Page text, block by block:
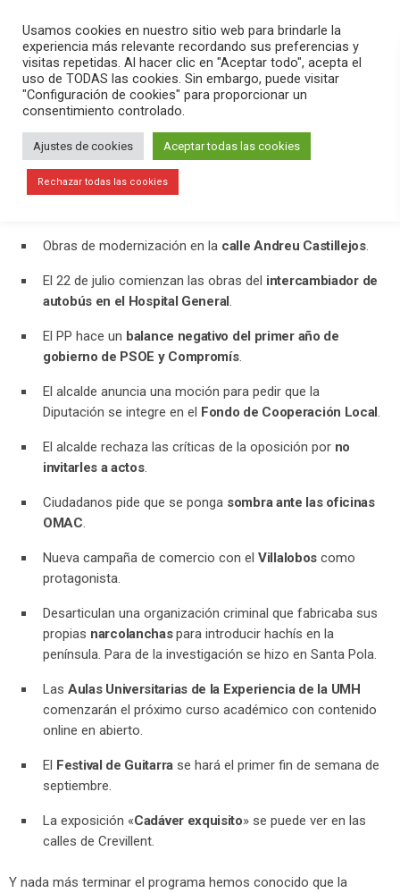
search menu pause PLAY
julio 16, 2020
FUTURMODA cancela la edición de
octubre
En el programaVersión Radio-El Aperitivo
Obras de modernización en la calle Andreu Castillejos.
El 22 de julio comienzan las obras del intercambiador de
autobús en el Hospital General
El PP hace un balance negativo del primer año de
gobierno de PSOE y Compromís.
El alcalde anuncia una moción para pedir que la
Diputación se integre en el Fondo de Cooperación Local
El alcalde rechaza las críticas de la oposición por no
invitarles a actos.
Ciudadanos pide que se ponga sombra ante las oficinas
OMAC
Nueva campaña de comercio con el Villalobos como
protagonista.
Desarticulan una organización criminal que fabricaba sus
propias narcolanchaspara introducir hachís en la
península. Para de la investigación se hizo en Santa Pola.
Las Aulas Universitarias de la Experiencia de la UMH
comenzarán el próximo curso académico con contenido
online en abierto.
El Festival de Guitarra se hará el primer fin de semana de
septiembre.
La exposición «Cadáver exquisito» se puede ver en las
calles de Crevillent.
Y nada más terminar el programa hemos conocido que la
Usamos cookies en nuestro sitio web para brindarle la
experiencia más relevante recordando sus preferencias y
visitas repetidas. Al hacer clic en "Aceptar todo", acepta el
uso de TODAS las cookies. Sin embargo, puede visitar
"Configuración de cookies" para proporcionar un
consentimiento controlado.
Ajustes de cookies Aceptar todas las cookies
Rechazar todas las cookies